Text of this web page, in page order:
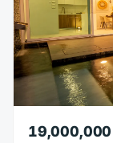
19,000,000